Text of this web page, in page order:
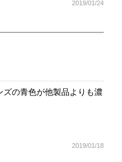
2019/01/24
の青色が他製品よりも濃
2019/01/18